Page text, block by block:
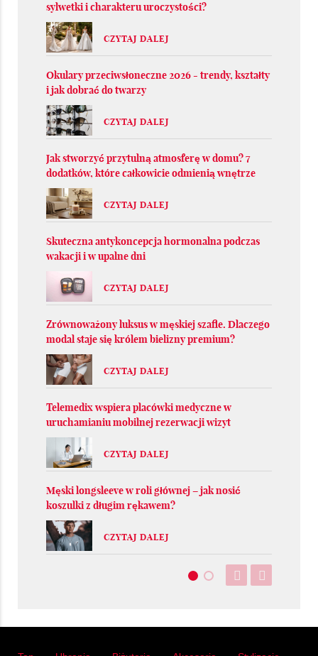
sylwetki i charakteru uroczystości?
CZYTAJ DALEJ
Okulary przeciwsłoneczne 2026 - trendy, kształty
i jak dobrać do twarzy
CZYTAJ DALEJ
Jak stworzyć przytulną atmosferę w domu? 7
dodatków, które całkowicie odmienią wnętrze
CZYTAJ DALEJ
Skuteczna antykoncepcja hormonalna podczas
wakacji i w upalne dni
CZYTAJ DALEJ
Zrównoważony luksus w męskiej szafie. Dlaczego
modal staje się królem bielizny premium?
CZYTAJ DALEJ
Telemedix wspiera placówki medyczne w
uruchamianiu mobilnej rezerwacji wizyt
CZYTAJ DALEJ
Męski longsleeve w roli głównej – jak nosić
koszulki z długim rękawem?
CZYTAJ DALEJ